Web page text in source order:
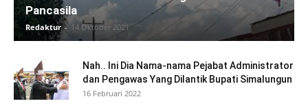
Pancasila
Redaktur - 14 Oktober 2021
Nah.. Ini Dia Nama-nama Pejabat Administrator
dan Pengawas Yang Dilantik Bupati Simalungun
16 Februari 2022